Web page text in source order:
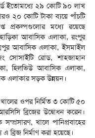
ইতোমধ্যে ২৯ কোটি ৯০ লাখ
২০ কোটি টাকা ব্যয়ে পাঁচটি
প্রকল্পগুলোর মধ্যে রয়েছে
আবাসিক এলাকা, রংপুর
আবাসিক এলাকা, ইসমাইল
সোসাইটি রোড, শাহজাহান
হিলভিউ আবাসিক এলাকা,
এলাকার সড়ক উন্নয়ন।
ওপর নির্মিত ৩ কোটি ৫০
ব্রিজের উদ্বোধন করেন।
খালে পানিপ্রবাহের
ব্রিজ নির্মাণ করা হয়েছে।